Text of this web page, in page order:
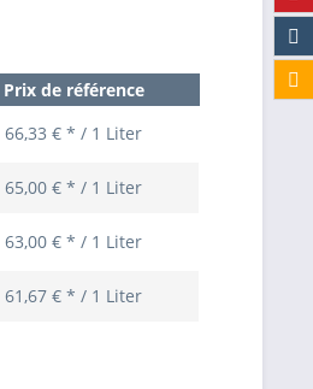
Prix de référence
66,33 € * / 1 Liter
65,00 € * / 1 Liter
63,00 € * / 1 Liter
61,67 € * / 1 Liter